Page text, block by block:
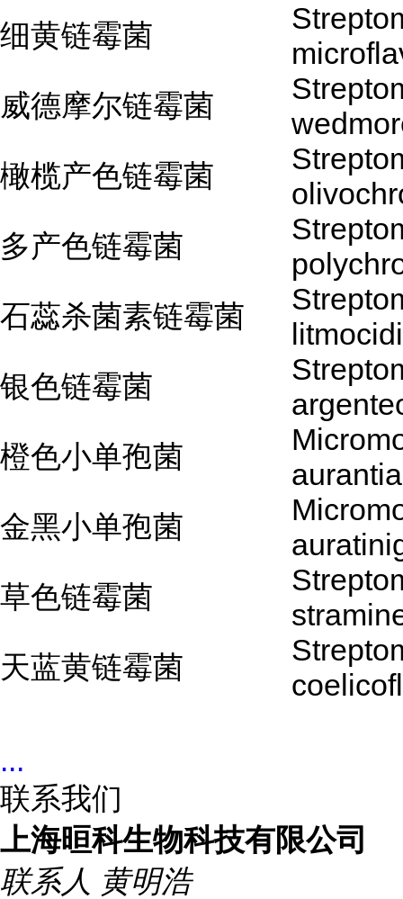
细黄链霉菌
威德摩尔链霉菌
橄榄产色链霉菌
多产色链霉菌
石蕊杀菌素链霉菌
银色链霉菌
橙色小单孢菌
金黑小单孢菌
草色链霉菌
天蓝黄链霉菌
...
联系我们
上海晅科生物科技有限公司
联系人 黄明浩